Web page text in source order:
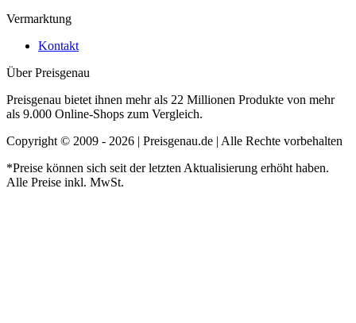
Vermarktung
Kontakt
Über Preisgenau
Preisgenau bietet ihnen mehr als 22 Millionen Produkte von mehr
als 9.000 Online-Shops zum Vergleich.
Copyright © 2009 - 2026 | Preisgenau.de | Alle Rechte vorbehalten
*Preise können sich seit der letzten Aktualisierung erhöht haben.
Alle Preise inkl. MwSt.